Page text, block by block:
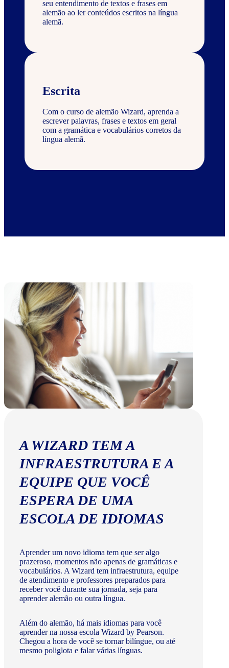
seu entendimento de textos e frases em
alemão ao ler conteúdos escritos na língua
alemã.
Escrita
Com o curso de alemão Wizard, aprenda a
escrever palavras, frases e textos em geral
com a gramática e vocabulários corretos da
língua alemã.
A WIZARD TEM A
INFRAESTRUTURA E A
EQUIPE QUE VOCÊ
ESPERA DE UMA
ESCOLA DE IDIOMAS
Aprender um novo idioma tem que ser algo
prazeroso, momentos não apenas de gramáticas e
vocabulários. A Wizard tem infraestrutura, equipe
de atendimento e professores preparados para
receber você durante sua jornada, seja para
aprender alemão ou outra língua.
Além do alemão, há mais idiomas para você
aprender na nossa escola Wizard by Pearson.
Chegou a hora de você se tornar bilíngue, ou até
mesmo poliglota e falar várias línguas.